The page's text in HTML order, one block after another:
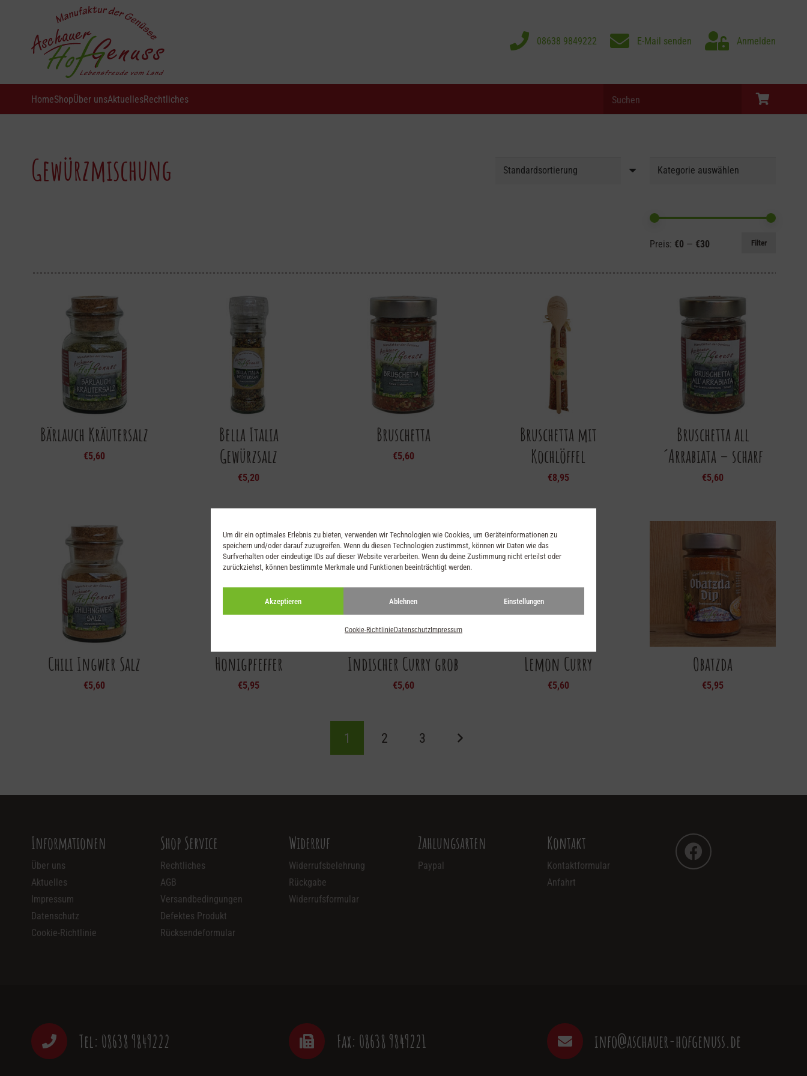
Um dir ein optimales Erlebnis zu bieten, verwenden wir Technologien wie Cookies, um Geräteinformationen zu
speichern und/oder darauf zuzugreifen. Wenn du diesen Technologien zustimmst, können wir Daten wie das
Surfverhalten oder eindeutige IDs auf dieser Website verarbeiten. Wenn du deine Zustimmung nicht erteilst oder
zurückziehst, können bestimmte Merkmale und Funktionen beeinträchtigt werden.
Akzeptieren Ablehnen Einstellungen
Cookie-RichtlinieDatenschutzImpressum
08638 9849222 E-Mail senden Anmelden
HomeShopÜber unsAktuellesRechtliches
Products
search
Gewürzmischung
Min.
Max.
Filter
Preis: €0 — €30
Bärlauch Kräutersalz
€5,60
Bella Italia
Gewürzsalz
€5,20
Bruschetta
€5,60
Bruschetta mit
Kochlöffel
€8,95
Bruschetta all
´Arrabiata – scharf
€5,60
Chili Ingwer Salz
€5,60
Honigpfeffer
€5,95
Indischer Curry grob
€5,60
Lemon Curry
€5,60
Obatzda
€5,95
1 2 3
Informationen
Über uns
Aktuelles
Impressum
Datenschutz
Cookie-Richtlinie
Shop Service
Rechtliches
AGB
Versandbedingungen
Defektes Produkt
Rücksendeformular
Widerruf
Widerrufsbelehrung
Rückgabe
Widerrufsformular
Zahlungsarten
Paypal
Kontakt
Kontaktformular
Anfahrt
Tel: 08638 9849222 Fax: 08638 9849221 info@aschauer-hofgenuss.de